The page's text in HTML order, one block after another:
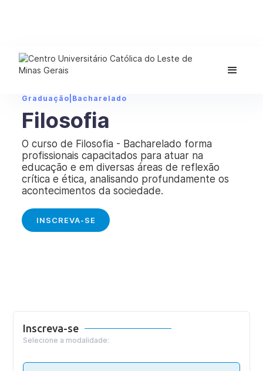
Graduação Bacharelado
Filosofia
O curso de Filosofia - Bacharelado forma
profissionais capacitados para atuar na
educação e em diversas áreas de reflexão
crítica e ética, analisando profundamente os
acontecimentos da sociedade.
INSCREVA-SE
Inscreva-se
Selecione a modalidade: